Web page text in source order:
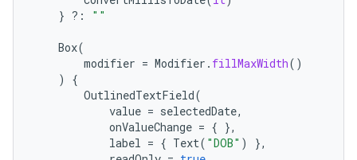
} ?: ""
Box(
modifier = Modifier . fillMaxWidth()
)
{
OutlinedTextField(
value = selectedDate,
onValueChange = { },
label = { Text( "DOB" )
},